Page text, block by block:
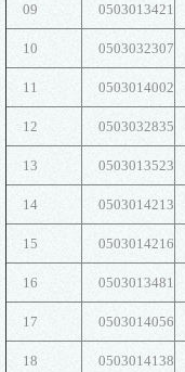
09 0503013421
10 0503032307
11 0503014002
12 0503032835
13 0503013523
14 0503014213
15 0503014216
16 0503013481
17 0503014056
18 0503014138